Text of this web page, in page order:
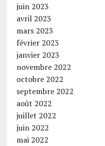
juin 2023
avril 2023
mars 2023
février 2023
janvier 2023
novembre 2022
octobre 2022
septembre 2022
août 2022
juillet 2022
juin 2022
mai 2022